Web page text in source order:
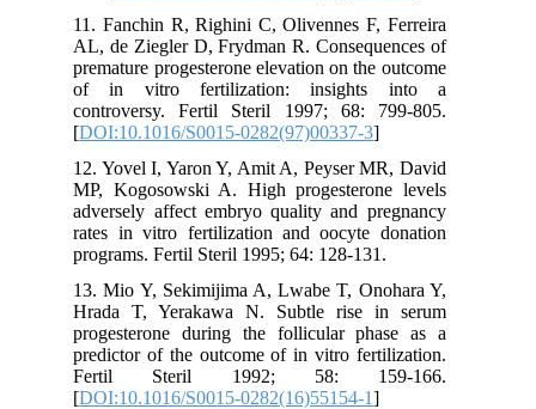
11. Fanchin R, Righini C, Olivennes F, Ferreira
AL, de Ziegler D, Frydman R. Consequences of
premature progesterone elevation on the outcome
of in vitro fertilization: insights into a
controversy. Fertil Steril 1997; 68: 799-805.
[DOI:10.1016/S0015-0282(97)00337-3
12. Yovel I, Yaron Y, Amit A, Peyser MR, David
MP, Kogosowski A. High progesterone levels
adversely affect embryo quality and pregnancy
rates in vitro fertilization and oocyte donation
programs. Fertil Steril 1995; 64: 128-131.
13. Mio Y, Sekimijima A, Lwabe T, Onohara Y,
Hrada T, Yerakawa N. Subtle rise in serum
progesterone during the follicular phase as a
predictor of the outcome of in vitro fertilization.
Fertil Steril 1992; 58: 159-166.
[DOI:10.1016/S0015-0282(16)55154-1